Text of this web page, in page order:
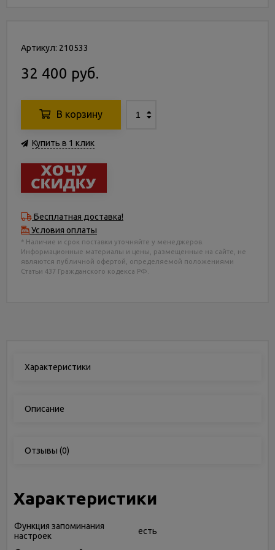
Артикул: 210533
32 400 руб.
В корзину
Купить в 1 клик
Бесплатная доставка!
Условия оплаты
* Наличие и срок поставки уточняйте у менеджеров.
Информационные материалы и цены, размещенные на сайте, не
являются публичной офертой, определяемой положениями
Статьи 437 Гражданского кодекса РФ.
Характеристики
Описание
Отзывы (0)
Характеристики
Функция запоминания
настроек
есть